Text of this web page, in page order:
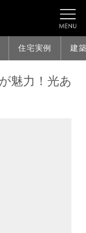
住宅実例 建
魅力！光あ